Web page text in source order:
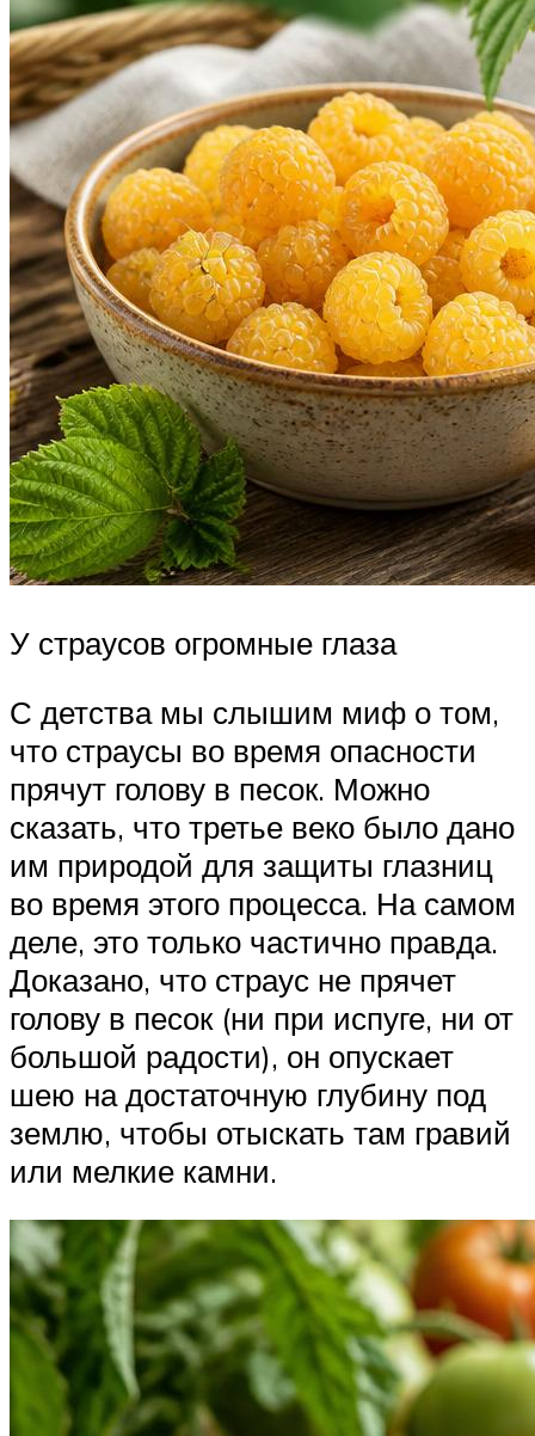
У страусов огромные глаза
С детства мы слышим миф о том,
что страусы во время опасности
прячут голову в песок. Можно
сказать, что третье веко было дано
им природой для защиты глазниц
во время этого процесса. На самом
деле, это только частично правда.
Доказано, что страус не прячет
голову в песок (ни при испуге, ни от
большой радости), он опускает
шею на достаточную глубину под
землю, чтобы отыскать там гравий
или мелкие камни.